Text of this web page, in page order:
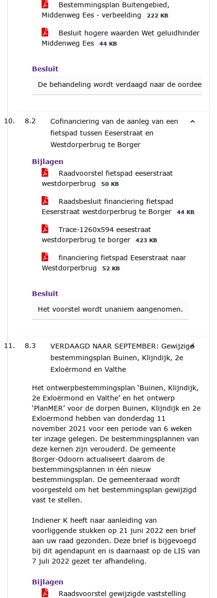
Bestemmingsplan Buitengebied,
Middenweg Ees - verbeelding
222 KB
Besluit hogere waarden Wet geluidhinder
Middenweg Ees
44 KB
Besluit
De behandeling wordt verdaagd naar de
8.2
Cofinanciering van de aanleg van een
fietspad tussen Eeserstraat en
Westdorperbrug te Borger
Bijlagen
Raadvoorstel fietspad eeserstraat
westdorperbrug
50 KB
Raadsbesluit financiering fietspad
Eeserstraat westdorperbrug te Borger
44 KB
Trace-1260x594 eesestraat
westdorperbrug te borger
423 KB
financiering fietspad Eeserstraat naar
Westdorperbrug
52 KB
Besluit
Het voorstel wordt unaniem aangenomen.
8.3
VERDAAGD NAAR SEPTEMBER: Gewijzigd
bestemmingsplan Buinen, Klijndijk, 2e
Exloërmond en Valthe
Het ontwerpbestemmingsplan ‘Buinen, Klijndijk,
2e Exloërmond en Valthe’ en het ontwerp
‘PlanMER’ voor de dorpen Buinen, Klijndijk en 2e
Exloërmond hebben van donderdag 11
november 2021 voor een periode van 6 weken
ter inzage gelegen. De bestemmingsplannen van
deze kernen zijn verouderd. De gemeente
Borger-Odoorn actualiseert daarom de
bestemmingsplannen in één nieuw
bestemmingsplan. De gemeenteraad wordt
voorgesteld om het bestemmingsplan gewijzigd
vast te stellen.
Indiener K heeft naar aanleiding van
voorliggende stukken op 21 juni 2022 een brief
aan uw raad gezonden. Deze brief is bijgevoegd
bij dit agendapunt en is daarnaast op de LIS van
7 juli 2022 gezet ter afhandeling.
Bijlagen
Raadsvoorstel gewijzigde vaststelling